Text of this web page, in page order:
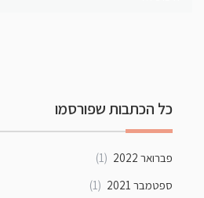
כל הכתבות שפורסמו
פברואר 2022
(1)
ספטמבר 2021
(1)